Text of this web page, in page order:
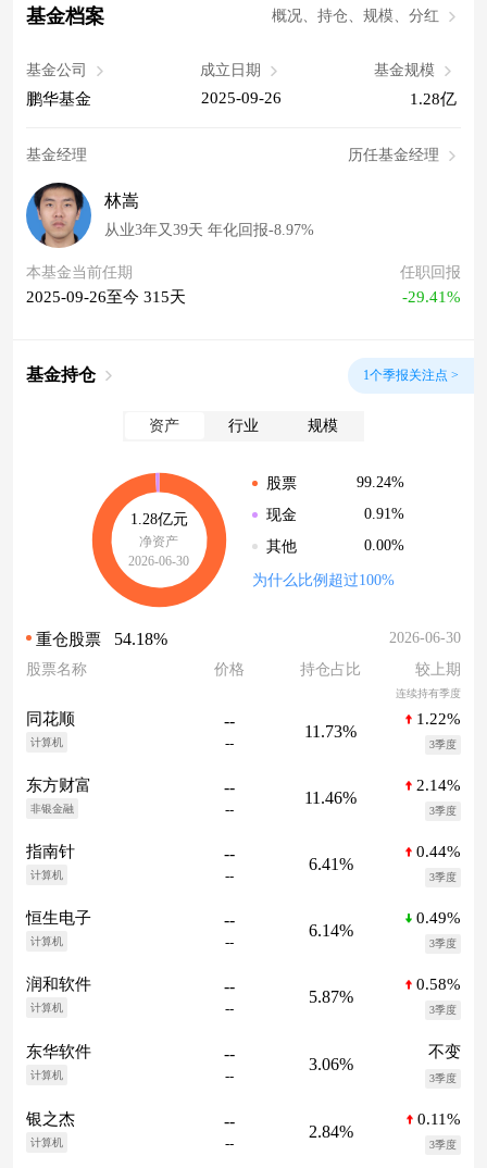
基金档案 概况、持仓、规模、分红
基金公司
鹏华基金
成立日期
2025-09-26
基金规模
1.28亿
基金经理 历任基金经理
林嵩
从业3年又39天 年化回报-8.97%
本基金当前任期
2025-09-26至今 315天
任职回报
-29.41%
基金持仓 1个季报关注点 >
资产 行业 规模
1.28亿元
净资产
2026-06-30
股票
99.24%
现金
0.91%
其他
0.00%
为什么比例超过100%
重仓股票 54.18%
2026-06-30
股票名称
价格 持仓占比 较上期
连续持有季度
同花顺
计算机
--
--
11.73%
1.22%
3季度
东方财富
非银金融
--
--
11.46%
2.14%
3季度
指南针
计算机
--
--
6.41%
0.44%
3季度
恒生电子
计算机
--
--
6.14%
0.49%
3季度
润和软件
计算机
--
--
5.87%
0.58%
3季度
东华软件
计算机
--
--
3.06%
不变
3季度
银之杰
计算机
--
--
2.84%
0.11%
3季度